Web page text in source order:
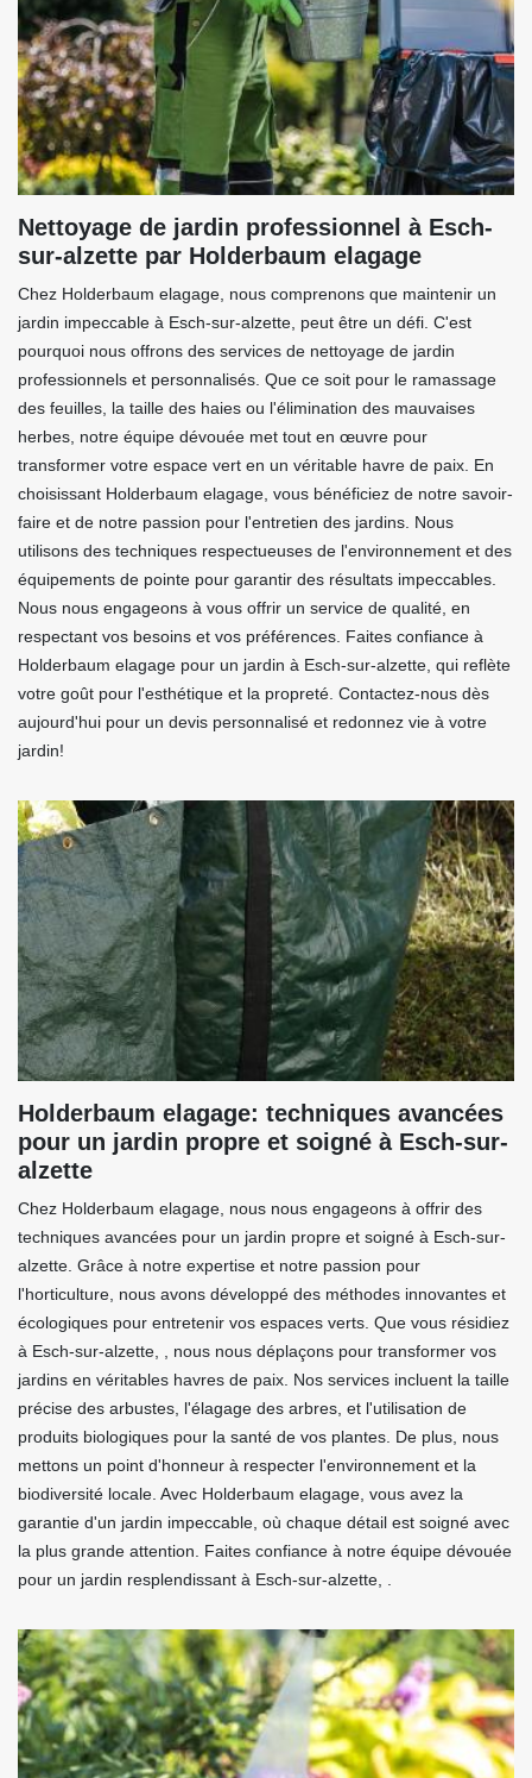
Nettoyage de jardin professionnel à Esch-
sur-alzette par Holderbaum elagage
Chez Holderbaum elagage, nous comprenons que maintenir un
jardin impeccable à Esch-sur-alzette, peut être un défi. C'est
pourquoi nous offrons des services de nettoyage de jardin
professionnels et personnalisés. Que ce soit pour le ramassage
des feuilles, la taille des haies ou l'élimination des mauvaises
herbes, notre équipe dévouée met tout en œuvre pour
transformer votre espace vert en un véritable havre de paix. En
choisissant Holderbaum elagage, vous bénéficiez de notre savoir-
faire et de notre passion pour l'entretien des jardins. Nous
utilisons des techniques respectueuses de l'environnement et des
équipements de pointe pour garantir des résultats impeccables.
Nous nous engageons à vous offrir un service de qualité, en
respectant vos besoins et vos préférences. Faites confiance à
Holderbaum elagage pour un jardin à Esch-sur-alzette, qui reflète
votre goût pour l'esthétique et la propreté. Contactez-nous dès
aujourd'hui pour un devis personnalisé et redonnez vie à votre
jardin!
Holderbaum elagage: techniques avancées
pour un jardin propre et soigné à Esch-sur-
alzette
Chez Holderbaum elagage, nous nous engageons à offrir des
techniques avancées pour un jardin propre et soigné à Esch-sur-
alzette. Grâce à notre expertise et notre passion pour
l'horticulture, nous avons développé des méthodes innovantes et
écologiques pour entretenir vos espaces verts. Que vous résidiez
à Esch-sur-alzette, , nous nous déplaçons pour transformer vos
jardins en véritables havres de paix. Nos services incluent la taille
précise des arbustes, l'élagage des arbres, et l'utilisation de
produits biologiques pour la santé de vos plantes. De plus, nous
mettons un point d'honneur à respecter l'environnement et la
biodiversité locale. Avec Holderbaum elagage, vous avez la
garantie d'un jardin impeccable, où chaque détail est soigné avec
la plus grande attention. Faites confiance à notre équipe dévouée
pour un jardin resplendissant à Esch-sur-alzette, .